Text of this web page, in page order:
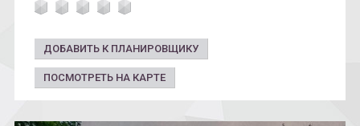
ДОБАВИТЬ К ПЛАНИРОВЩИКУ
ПОСМОТРЕТЬ НА КАРТЕ